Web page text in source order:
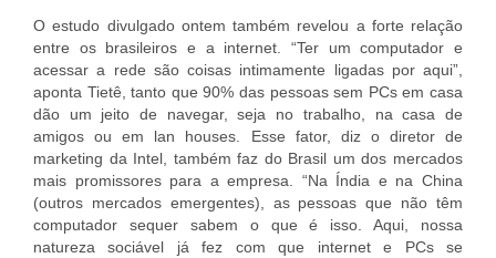
O estudo divulgado ontem também revelou a forte relação
entre os brasileiros e a internet. “Ter um computador e
acessar a rede são coisas intimamente ligadas por aqui”,
aponta Tietê, tanto que 90% das pessoas sem PCs em casa
dão um jeito de navegar, seja no trabalho, na casa de
amigos ou em lan houses. Esse fator, diz o diretor de
marketing da Intel, também faz do Brasil um dos mercados
mais promissores para a empresa. “Na Índia e na China
(outros mercados emergentes), as pessoas que não têm
computador sequer sabem o que é isso. Aqui, nossa
natureza sociável já fez com que internet e PCs se